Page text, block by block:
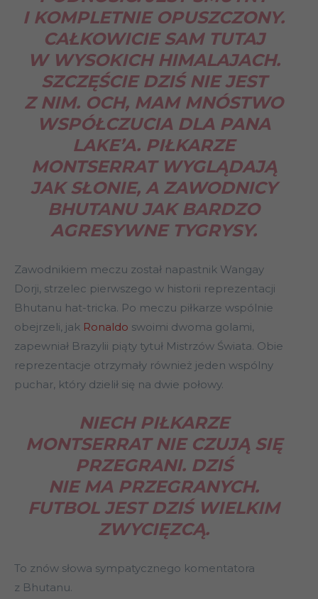
I KOMPLETNIE OPUSZCZONY.
CAŁKOWICIE SAM TUTAJ
W WYSOKICH HIMALAJACH.
SZCZĘŚCIE DZIŚ NIE JEST
Z NIM. OCH, MAM MNÓSTWO
WSPÓŁCZUCIA DLA PANA
LAKE’A. PIŁKARZE
MONTSERRAT WYGLĄDAJĄ
JAK SŁONIE, A ZAWODNICY
BHUTANU JAK BARDZO
AGRESYWNE TYGRYSY.
Zawodnikiem meczu został napastnik Wangay
Dorji, strzelec pierwszego w historii reprezentacji
Bhutanu hat-tricka. Po meczu piłkarze wspólnie
obejrzeli, jak Ronaldo swoimi dwoma golami,
zapewniał Brazylii piąty tytuł Mistrzów Świata. Obie
reprezentacje otrzymały również jeden wspólny
puchar, który dzielił się na dwie połowy.
NIECH PIŁKARZE
MONTSERRAT NIE CZUJĄ SIĘ
PRZEGRANI. DZIŚ
NIE MA PRZEGRANYCH.
FUTBOL JEST DZIŚ WIELKIM
ZWYCIĘZCĄ.
To znów słowa sympatycznego komentatora
z Bhutanu.